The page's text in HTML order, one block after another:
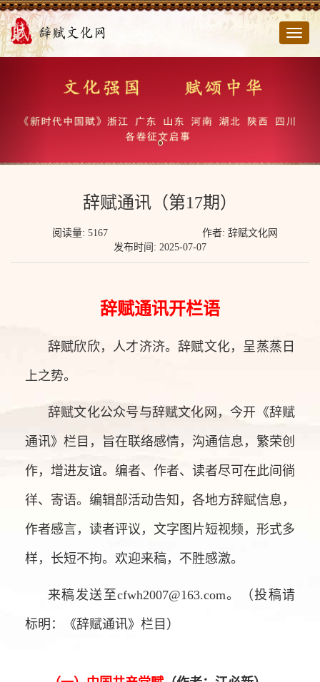
切
辞赋通讯（第17期）
阅读量: 5167
作者: 辞赋文化网
发布时间: 2025-07-07
辞赋通讯开栏语
辞赋欣欣，人才济济。辞赋文化，呈蒸蒸日
上之势。
辞赋文化公众号与辞赋文化网，今开《辞赋
通讯》栏目，旨在联络感情，沟通信息，繁荣创
作，增进友谊。编者、作者、读者尽可在此间徜
徉、寄语。编辑部活动告知，各地方辞赋信息，
作者感言，读者评议，文字图片短视频，形式多
样，长短不拘。欢迎来稿，不胜感激。
来稿发送至cfwh2007@163.com。（投稿请
标明：《辞赋通讯》栏目）